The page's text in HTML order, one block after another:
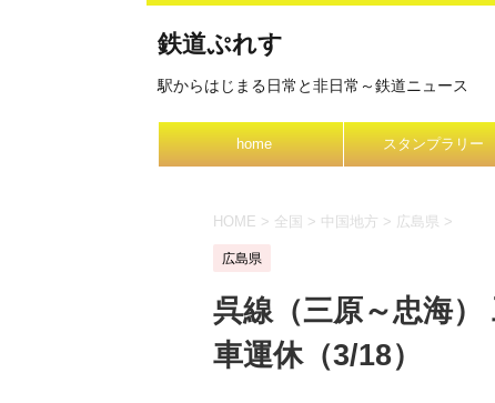
鉄道ぷれす
駅からはじまる日常と非日常～鉄道ニュース
home スタンプラリー
HOME > 全国 > 中国地方 > 広島県 >
広島県
呉線（三原～忠海）
車運休（3/18）